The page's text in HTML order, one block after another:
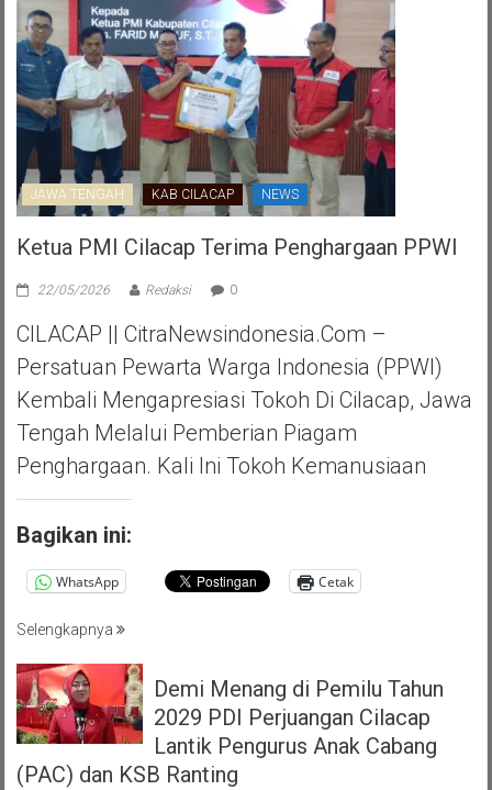
JAWA TENGAH KAB CILACAP NEWS
Ketua PMI Cilacap Terima Penghargaan PPWI
22/05/2026 Redaksi 0
CILACAP || CitraNewsindonesia.com –
Persatuan Pewarta Warga Indonesia (PPWI)
Kembali Mengapresiasi Tokoh Di Cilacap, Jawa
Tengah Melalui Pemberian Piagam
Penghargaan. Kali Ini Tokoh Kemanusiaan
Bagikan ini:
WhatsApp Cetak
Selengkapnya
Demi Menang di Pemilu Tahun
2029 PDI Perjuangan Cilacap
Lantik Pengurus Anak Cabang
(PAC) dan KSB Ranting